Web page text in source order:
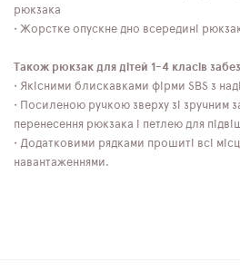
рюкзака
• Жорстке опускне дно всередині
Також рюкзак для дітей 1-4 класів
• Якісними блискавками фірми SBS з
• Посиленою ручкою зверху зі зручним
перенесення рюкзака і петлею для
• Додатковими рядками прошиті всі
навантаженнями.